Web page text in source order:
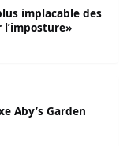
implacable des
Aby’s Garden